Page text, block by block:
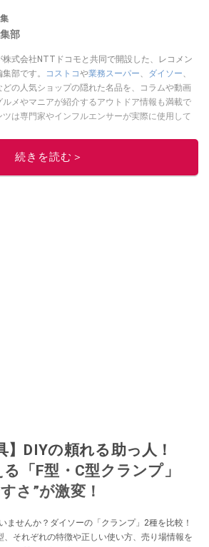
部
式会社NTTドコモと共同で開設した、レコメン
部です。
コストコや業務スーパー、 ダイソー、
どの人気ショップの隠れた名品を、コラムや動画
メやマニアが紹介するアウトドア情報も満載で
は専門家やインフルエンサーが実際に使用して
続きを読む＞
】DIYの頼れる助っ人！
「F型・C型クランプ」
さ”が激変！
ませんか？ダイソーの「クランプ」2種を比較！
、それぞれの特徴や正しい使い方、売り場情報を